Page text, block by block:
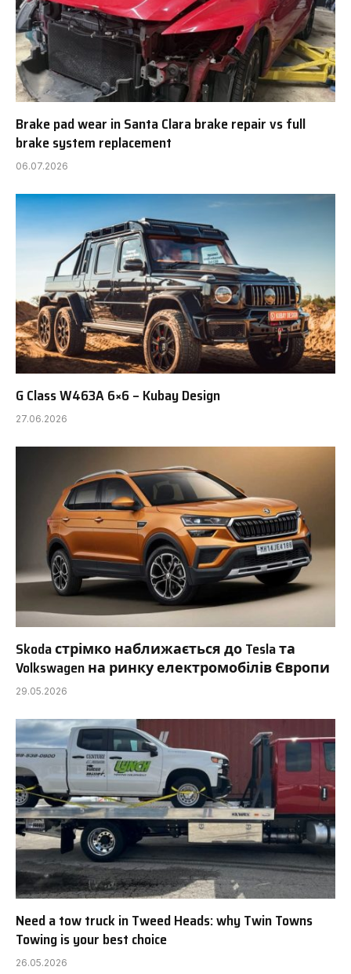
Brake pad wear in Santa Clara brake repair vs full
brake system replacement
06.07.2026
G Class W463A 6×6 – Kubay Design
27.06.2026
Skoda стрімко наближається до Tesla та
Volkswagen на ринку електромобілів Європи
29.05.2026
Need a tow truck in Tweed Heads: why Twin Towns
Towing is your best choice
26.05.2026